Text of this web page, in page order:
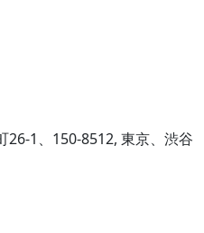
26-1、150-8512, 東京、渋谷